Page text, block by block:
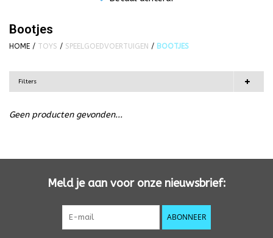
Bootjes
HOME / TOYS / SPEELGOEDVOERTUIGEN / BOOTJES
Filters
Geen producten gevonden...
Meld je aan voor onze nieuwsbrief:
ABONNEER